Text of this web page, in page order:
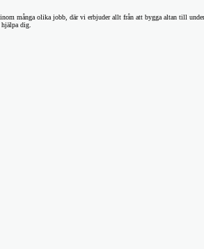
många olika jobb, där vi erbjuder allt från att bygga altan till
hjälpa dig.